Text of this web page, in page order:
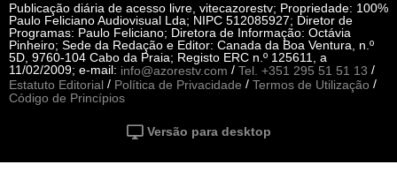
Publicação diária de acesso livre, vitecazorestv; Propriedade: 100%
Paulo Feliciano Audiovisual Lda; NIPC 512085927; Diretor de
Programas: Paulo Feliciano; Diretora de Informação: Octávia
Pinheiro; Sede da Redação e Editor: Canada da Boa Ventura, n.º
5D, 9760-104 Cabo da Praia; Registo ERC n.º 125611, a
11/02/2009; e-mail: info@azorestv.com / Tel. +351 295 51 51 13 /
Estatuto Editorial / Política de Privacidade / Termos de Utilização /
Código de Princípios
Versão para desktop